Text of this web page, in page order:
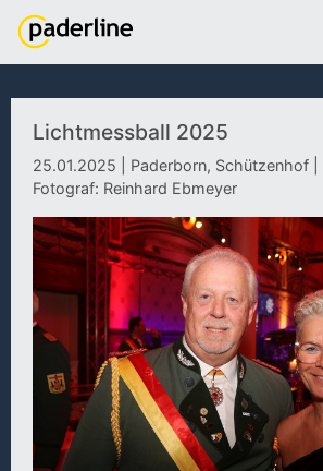
Lichtmessball 2025
25.01.2025 | Paderborn, Schützenhof |
Fotograf: Reinhard Ebmeyer